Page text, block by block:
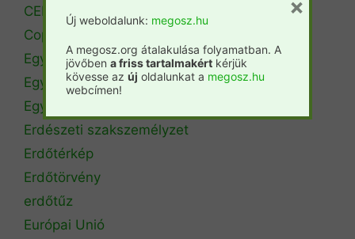
CEPF
Copa Cogeca
Egyéb
Egyetemi hírek
Egyetemi szintű oktatás
Erdészeti szakszemélyzet
Erdőtérkép
Erdőtörvény
erdőtűz
Európai Unió
Új weboldalunk: megosz.hu
A megosz.org átalakulása folyamatban. A
jövőben a friss tartalmakért kérjük
kövesse az új oldalunkat a megosz.hu
webcímen!
×